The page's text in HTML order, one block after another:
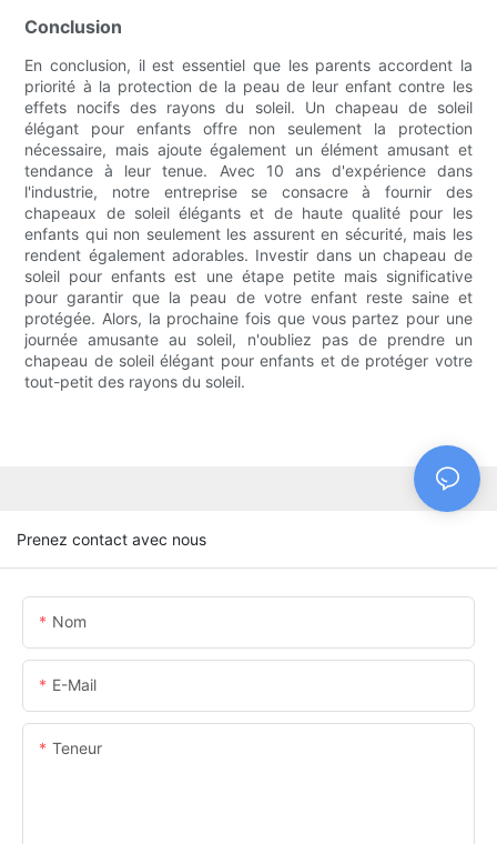
Conclusion
En conclusion, il est essentiel que les parents accordent la
priorité à la protection de la peau de leur enfant contre les
effets nocifs des rayons du soleil. Un chapeau de soleil
élégant pour enfants offre non seulement la protection
nécessaire, mais ajoute également un élément amusant et
tendance à leur tenue. Avec 10 ans d'expérience dans
l'industrie, notre entreprise se consacre à fournir des
chapeaux de soleil élégants et de haute qualité pour les
enfants qui non seulement les assurent en sécurité, mais les
rendent également adorables. Investir dans un chapeau de
soleil pour enfants est une étape petite mais significative
pour garantir que la peau de votre enfant reste saine et
protégée. Alors, la prochaine fois que vous partez pour une
journée amusante au soleil, n'oubliez pas de prendre un
chapeau de soleil élégant pour enfants et de protéger votre
tout-petit des rayons du soleil.
Prenez contact avec nous
Nom
E-Mail
Teneur